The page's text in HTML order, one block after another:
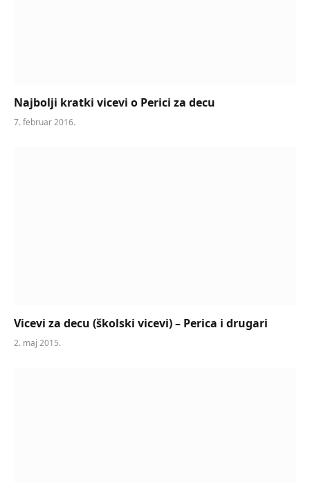
Najbolji kratki vicevi o Perici za decu
7. februar 2016.
Vicevi za decu (školski vicevi) – Perica i drugari
2. maj 2015.